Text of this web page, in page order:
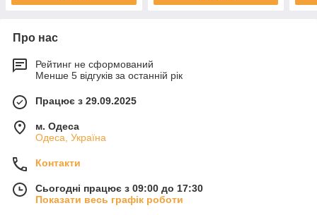
Про нас
Рейтинг не сформований
Менше 5 відгуків за останній рік
Працює з 29.09.2025
м. Одеса
Одеса, Україна
Контакти
Сьогодні працює з 09:00 до 17:30
Показати весь графік роботи